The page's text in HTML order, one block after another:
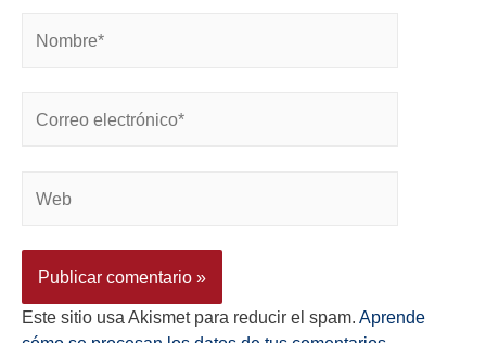
Este sitio usa Akismet para reducir el spam. Aprende